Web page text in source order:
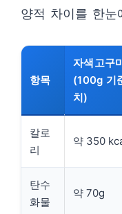
양적 차이를 한눈
항목
자색고구
(100g 기
치)
칼로
리
약 350
탄수
화물
약 70g